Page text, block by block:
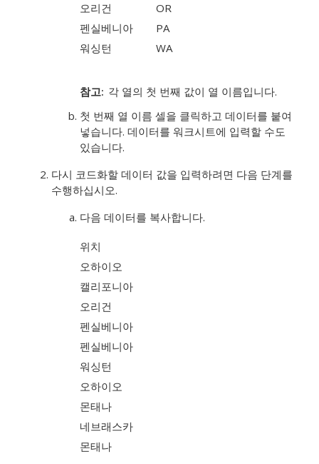
오리건
OR
펜실베니아
PA
워싱턴
WA
참고 각 열의 첫 번째 값이 열 이름입니다.
첫 번째 열 이름 셀을 클릭하고 데이터를 붙여
넣습니다. 데이터를 워크시트에 입력할 수도
있습니다.
다시 코드화할 데이터 값을 입력하려면 다음 단계를
수행하십시오.
다음 데이터를 복사합니다.
위치
오하이오
캘리포니아
오리건
펜실베니아
펜실베니아
워싱턴
오하이오
몬태나
네브래스카
몬태나